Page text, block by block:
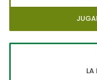
LA